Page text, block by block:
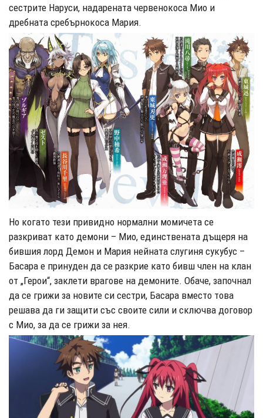
сестрите Наруси, надарената червенокоса Мио и
дребната сребърнокоса Мария.
Но когато тези привидно нормални момичета се
разкриват като демони – Мио, единствената дъщеря на
бившия лорд Демон и Мария нейната слугиня сукубус –
Басара е принуден да се разкрие като бивш член на клан
от „Герои“, заклети врагове на демоните. Обаче, започнал
да се грижи за новите си сестри, Басара вместо това
решава да ги защити със своите сили и сключва договор
с Мио, за да се грижи за нея.